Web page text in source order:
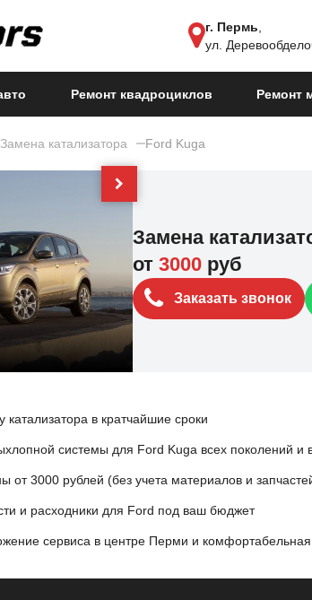
г. Пермь
ул.
Ремонт квадроциклов Ремонт
Замена катализатора Ford Kuga
Замена
от 3000 руб
Заказать звонок
в кратчайшие сроки
системы для Ford Kuga всех поколений и
от 3000 рублей (без учета материалов и
и расходники для Ford под ваш бюджет
сервиса в центре Перми и